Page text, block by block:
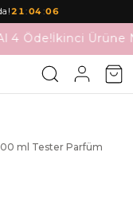
21:04:06
4 Öde!İkinci Ürüne
ml Tester Parfüm